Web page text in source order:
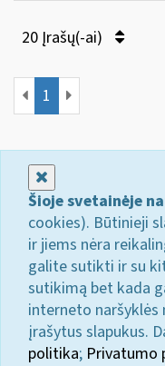
20 Įrašų(-ai)
1
Šioje svetainėje
cookies). Būtinieji
ir jiems nėra
galite sutikti ir su
sutikimą bet kada
interneto
įrašytus slapukus.
politika; Privatumo